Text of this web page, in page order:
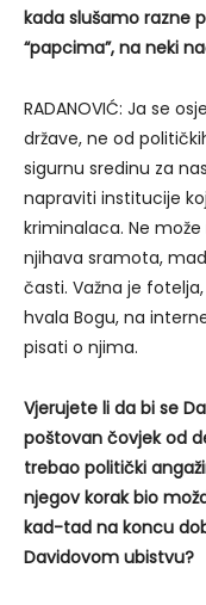
kada slušamo razne
“papcima”, na neki
RADANOVIĆ: Ja se
države, ne od
sigurnu sredinu za
napraviti institucije
kriminalaca. Ne
njihava sramota,
časti. Važna je
hvala Bogu, na
pisati o njima.
Vjerujete li da bi se
poštovan čovjek od
trebao politički
njegov korak bio
kad-tad na koncu
Davidovom ubistvu?